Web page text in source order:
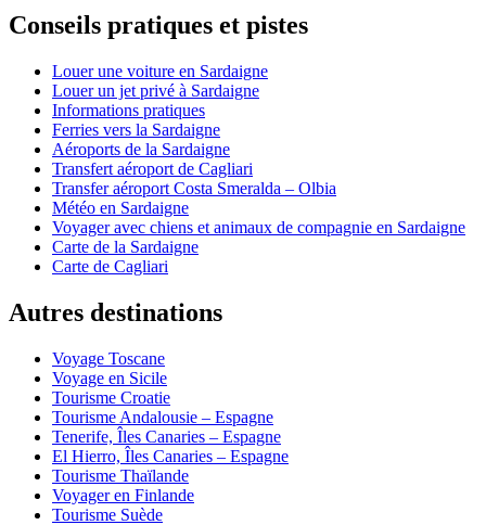
Conseils pratiques et pistes
Louer une voiture en Sardaigne
Louer un jet privé à Sardaigne
Informations pratiques
Ferries vers la Sardaigne
Aéroports de la Sardaigne
Transfert aéroport de Cagliari
Transfer aéroport Costa Smeralda – Olbia
Météo en Sardaigne
Voyager avec chiens et animaux de compagnie en Sardaigne
Carte de la Sardaigne
Carte de Cagliari
Autres destinations
Voyage Toscane
Voyage en Sicile
Tourisme Croatie
Tourisme Andalousie – Espagne
Tenerife, Îles Canaries – Espagne
El Hierro, Îles Canaries – Espagne
Tourisme Thaïlande
Voyager en Finlande
Tourisme Suède